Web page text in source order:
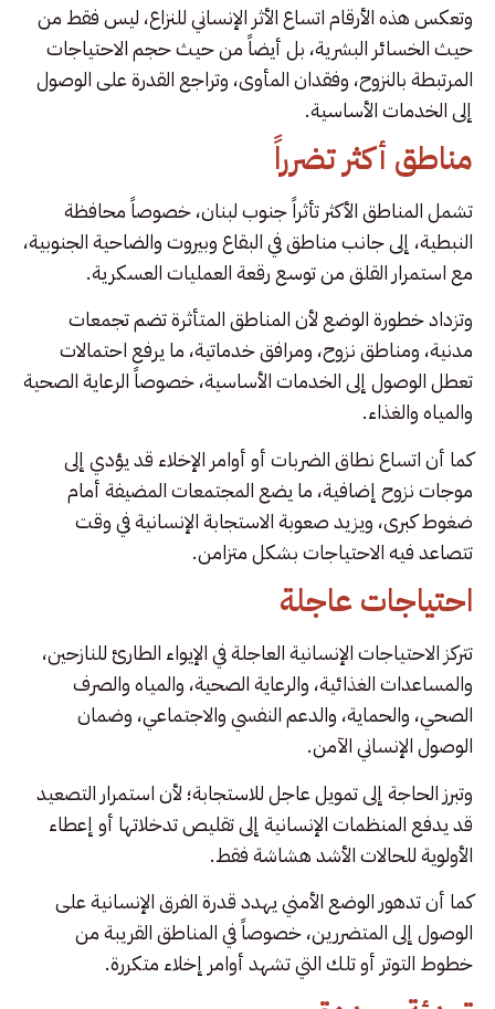
وتعكس هذه الأرقام اتساع الأثر الإنساني للنزاع، ليس فقط من
حيث الخسائر البشرية، بل أيضاً من حيث حجم الاحتياجات
المرتبطة بالنزوح، وفقدان المأوى، وتراجع القدرة على الوصول
إلى الخدمات الأساسية.
مناطق أكثر تضرراً
تشمل المناطق الأكثر تأثراً جنوب لبنان، خصوصاً محافظة
النبطية، إلى جانب مناطق في البقاع وبيروت والضاحية الجنوبية،
مع استمرار القلق من توسع رقعة العمليات العسكرية.
وتزداد خطورة الوضع لأن المناطق المتأثرة تضم تجمعات
مدنية، ومناطق نزوح، ومرافق خدماتية، ما يرفع احتمالات
تعطل الوصول إلى الخدمات الأساسية، خصوصاً الرعاية الصحية
والمياه والغذاء.
كما أن اتساع نطاق الضربات أو أوامر الإخلاء قد يؤدي إلى
موجات نزوح إضافية، ما يضع المجتمعات المضيفة أمام
ضغوط كبرى، ويزيد صعوبة الاستجابة الإنسانية في وقت
تتصاعد فيه الاحتياجات بشكل متزامن.
احتياجات عاجلة
تتركز الاحتياجات الإنسانية العاجلة في الإيواء الطارئ للنازحين،
والمساعدات الغذائية، والرعاية الصحية، والمياه والصرف
الصحي، والحماية، والدعم النفسي والاجتماعي، وضمان
الوصول الإنساني الآمن.
وتبرز الحاجة إلى تمويل عاجل للاستجابة؛ لأن استمرار التصعيد
قد يدفع المنظمات الإنسانية إلى تقليص تدخلاتها أو إعطاء
الأولوية للحالات الأشد هشاشة فقط.
كما أن تدهور الوضع الأمني يهدد قدرة الفرق الإنسانية على
الوصول إلى المتضررين، خصوصاً في المناطق القريبة من
خطوط التوتر أو تلك التي تشهد أوامر إخلاء متكررة.